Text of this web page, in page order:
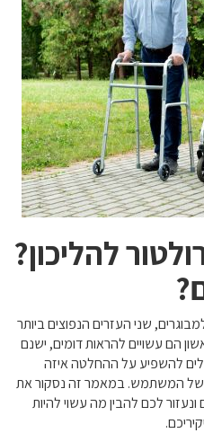
להליכון?
שני העזרים הנפוצים ביותר
הם עשויים להראות דומים, ישנם
להשפיע על ההחלטה איזה
של המשתמש. במאמר זה נסקור את
לכם להבין מה עשוי להיות